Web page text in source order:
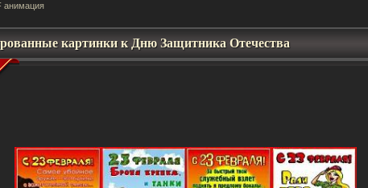
анимация
картинки к Дню Защитника Отечества